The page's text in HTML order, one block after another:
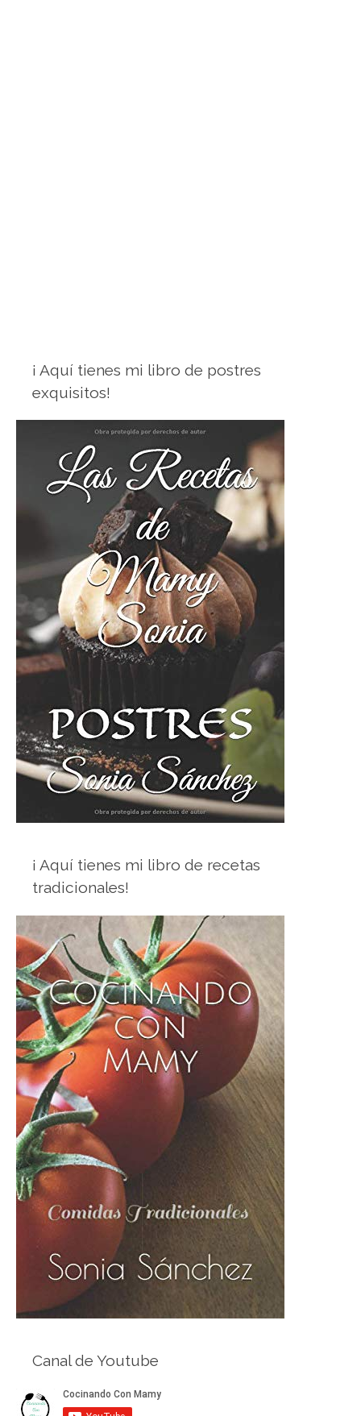
¡ Aquí tienes mi libro de postres
exquisitos!
¡ Aquí tienes mi libro de recetas
tradicionales!
Canal de Youtube